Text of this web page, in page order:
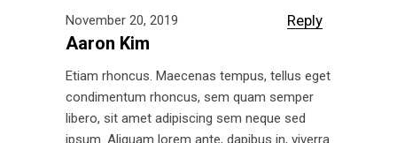
November 20, 2019 Reply
Aaron Kim
Etiam rhoncus. Maecenas tempus, tellus eget
condimentum rhoncus, sem quam semper
libero, sit amet adipiscing sem neque sed
ipsum. Aliquam lorem ante, dapibus in, viverra